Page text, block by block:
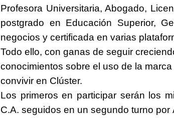
Profesora Universitaria, Abogado,
postgrado en Educación Superior,
negocios y certificada en varias
Todo ello, con ganas de seguir
conocimientos sobre el uso de la
convivir en Clúster.
Los primeros en participar serán los
C.A. seguidos en un segundo turno por